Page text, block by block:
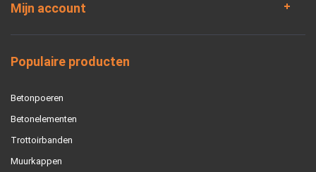
Mijn account
Populaire producten
Betonpoeren
Betonelementen
Trottoirbanden
Muurkappen